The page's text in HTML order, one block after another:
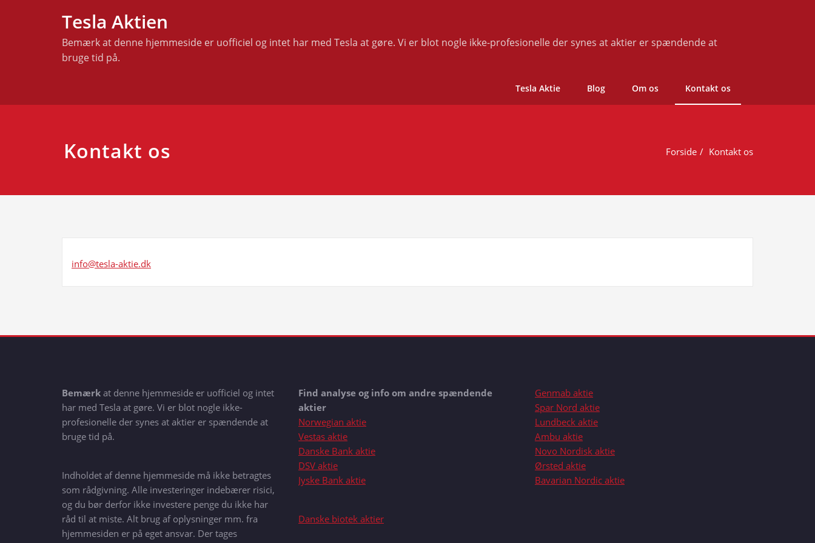
Tesla Aktien
Bemærk at denne hjemmeside er uofficiel og intet har med Tesla at gøre. Vi er blot nogle ikke-profesionelle der synes at aktier er spændende at
bruge tid på.
Tesla Aktie Blog Om os Kontakt os
Kontakt os Forside Kontakt os
info@tesla-aktie.dk
Bemærk at denne hjemmeside er uofficiel og intet
har med Tesla at gøre. Vi er blot nogle ikke-
profesionelle der synes at aktier er spændende at
bruge tid på.
Indholdet af denne hjemmeside må ikke betragtes
som rådgivning. Alle investeringer indebærer risici,
og du bør derfor ikke investere penge du ikke har
råd til at miste. Alt brug af oplysninger mm. fra
hjemmesiden er på eget ansvar. Der tages
Find analyse og info om andre spændende
aktier
Norwegian aktie
Vestas aktie
Danske Bank aktie
DSV aktie
Jyske Bank aktie
Danske biotek aktier
Genmab aktie
Spar Nord aktie
Lundbeck aktie
Ambu aktie
Novo Nordisk aktie
Ørsted aktie
Bavarian Nordic aktie